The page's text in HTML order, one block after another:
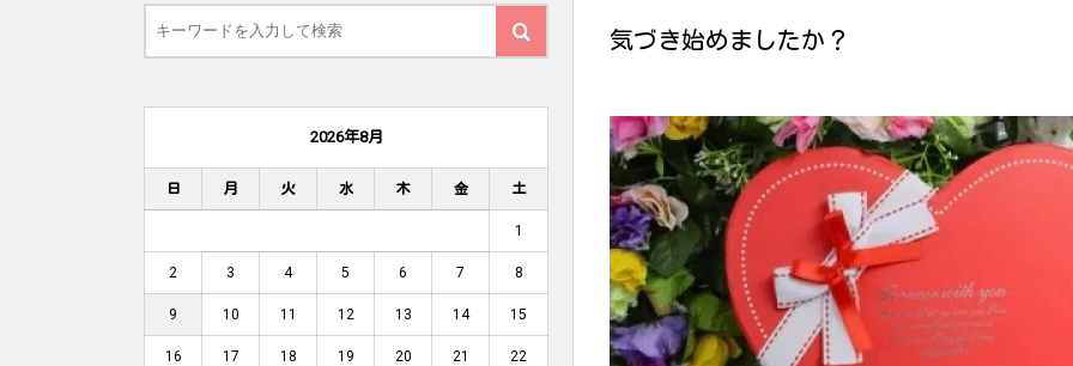
気づき始めましたか？
2026年8月
日 月 火 水 木 金 土
1
2 3 4 5 6 7 8
9 10 11 12 13 14 15
16 17 18 19 20 21 22